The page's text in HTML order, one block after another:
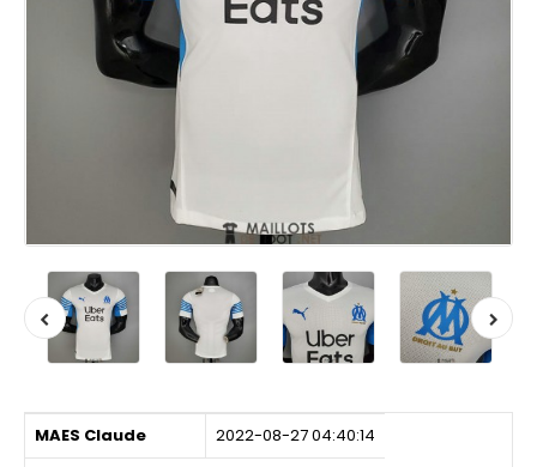
MAES Claude
2022-08-27 04:40:14